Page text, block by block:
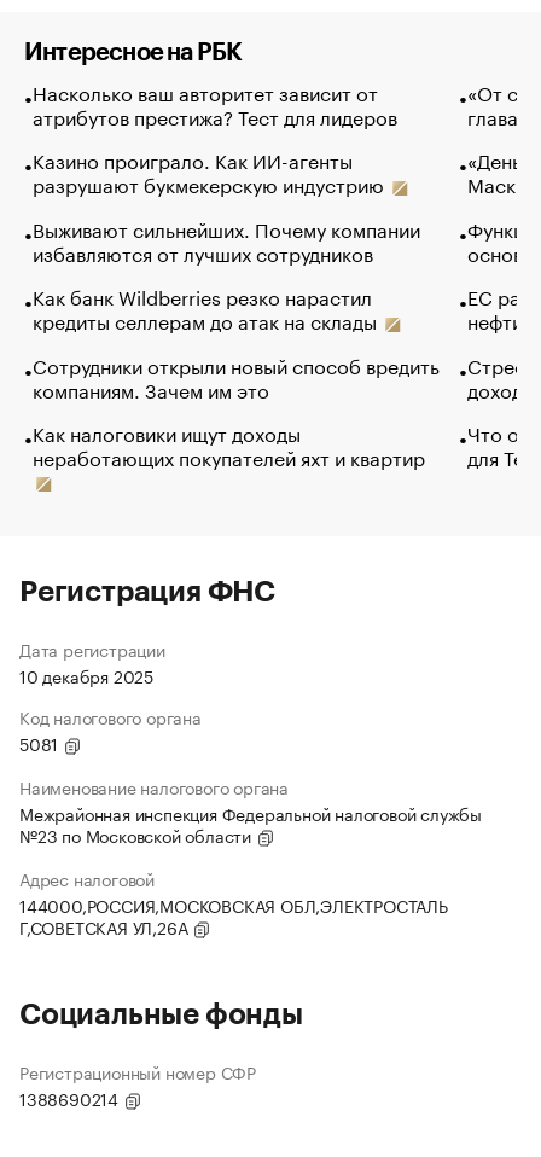
Интересное на РБК
Насколько ваш авторитет зависит от
атрибутов престижа? Тест для лидеров
Казино проиграло. Как ИИ-агенты
разрушают букмекерскую индустрию
Выживают сильнейших. Почему компании
избавляются от лучших сотрудников
Как банк Wildberries резко нарастил
кредиты селлерам до атак на склады
Сотрудники открыли новый способ вредить
компаниям. Зачем им это
Как налоговики ищут доходы
неработающих покупателей яхт и квартир
«От
глава
Маск в
основ
ЕС
нефти
Что
для
Регистрация ФНС
Дата регистрации
10 декабря 2025
Код налогового органа
5081
Наименование налогового органа
Межрайонная инспекция Федеральной налоговой службы
№23 по Московской области
Адрес налоговой
144000,РОССИЯ,МОСКОВСКАЯ ОБЛ,ЭЛЕКТРОСТАЛЬ
Г,СОВЕТСКАЯ УЛ,26А
Социальные фонды
Регистрационный номер СФР
1388690214